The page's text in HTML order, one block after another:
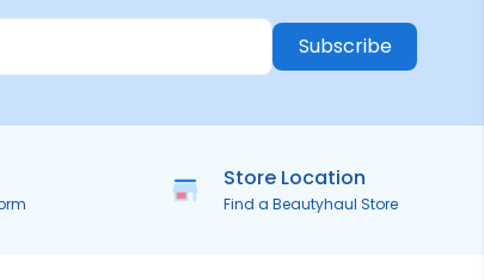
Subscribe
Store Location
Find a Beautyhaul Store